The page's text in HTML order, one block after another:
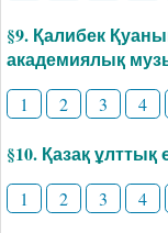
§9. Қалибек
академиялық
1 2 3 4
§10. Қазақ ұлттық
1 2 3 4